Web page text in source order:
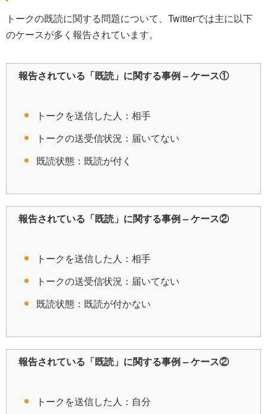
トークの既読に関する問題について、Twitterでは主に以下
のケースが多く報告されています。
報告されている「既読」に関する事例 – ケース①
トークを送信した人：相手
トークの送受信状況：届いてない
既読状態：既読が付く
報告されている「既読」に関する事例 – ケース②
トークを送信した人：相手
トークの送受信状況：届いてない
既読状態：既読が付かない
報告されている「既読」に関する事例 – ケース②
トークを送信した人：自分